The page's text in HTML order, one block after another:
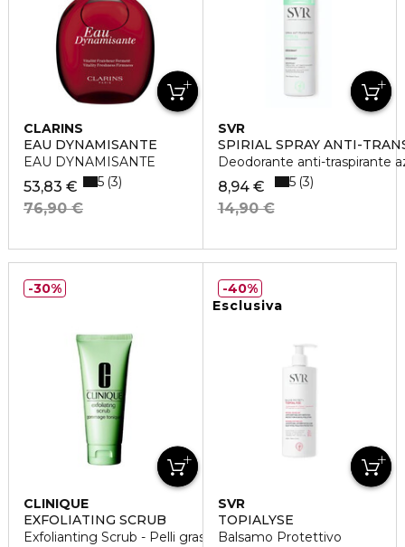
CLARINS
EAU DYNAMISANTE
EAU DYNAMISANTE
53,83 €
76,90 €
5 3
SVR
SPIRIAL SPRAY ANTI-
Deodorante anti-traspirante
8,94 €
14,90 €
5 3
CLINIQUE
EXFOLIATING SCRUB
Exfolianting Scrub - Pelli grasse
30%
Esclusiva
SVR
TOPIALYSE
Balsamo Protettivo
40%